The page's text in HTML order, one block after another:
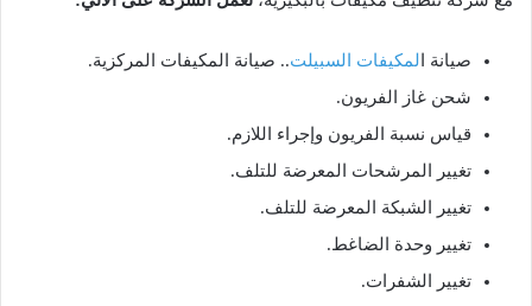
صيانة المكيفات السبيلت.. صيانة المكيفات المركزية.
شحن غاز الفريون.
قياس نسبة الفريون وإجراء اللازم.
تغيير المرشحات المعرضة للتلف.
تغيير الشبكة المعرضة للتلف.
تغيير وحدة الضاغط.
تغيير الشفرات.